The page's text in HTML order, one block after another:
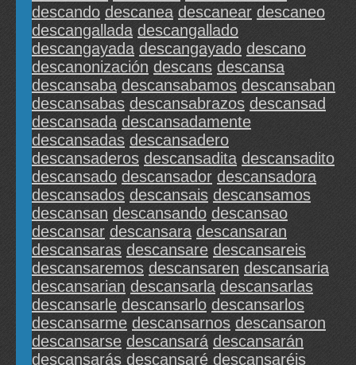
descando descanea descanear descaneo
descangallada descangallado
descangayada descangayado descano
descanonización descans descansa
descansaba descansabamos descansaban
descansabas descansabrazos descansad
descansada descansadamente
descansadas descansadero
descansaderos descansadita descansadito
descansado descansador descansadora
descansados descansais descansamos
descansan descansando descansao
descansar descansara descansaran
descansaras descansare descansareis
descansaremos descansaren descansaria
descansarian descansarla descansarlas
descansarle descansarlo descansarlos
descansarme descansarnos descansaron
descansarse descansará descansarán
descansarás descansaré descansaréis